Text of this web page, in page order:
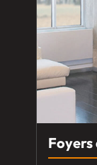
Foyers